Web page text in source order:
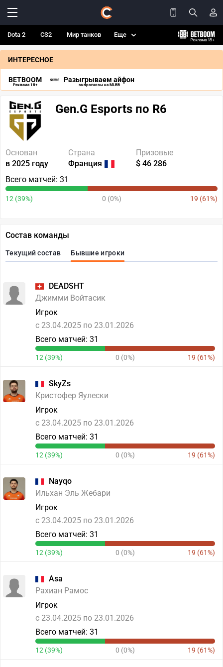
Dota 2 CS2 Мир танков Еще
ИНТЕРЕСНОЕ
BETBOOM
Реклама 18+
Разыгрываем айфон
за прогнозы на MLBB
Gen.G Esports по R6
Основан
в 2025 году
Страна
Франция
Призовые
$ 46 286
Всего матчей: 31
12 (39%) 0 (0%) 19 (61%)
Состав команды
Текущий состав Бывшие игроки
DEADSHT
Джимми Войтасик
Игрок
c 23.04.2025 по 23.01.2026
Всего матчей: 31
12 (39%) 0 (0%) 19 (61%)
SkyZs
Кристофер Яулески
Игрок
c 23.04.2025 по 23.01.2026
Всего матчей: 31
12 (39%) 0 (0%) 19 (61%)
Nayqo
Ильхан Эль Жебари
Игрок
c 23.04.2025 по 23.01.2026
Всего матчей: 31
12 (39%) 0 (0%) 19 (61%)
Asa
Рахиан Рамос
Игрок
c 23.04.2025 по 23.01.2026
Всего матчей: 31
12 (39%) 0 (0%) 19 (61%)